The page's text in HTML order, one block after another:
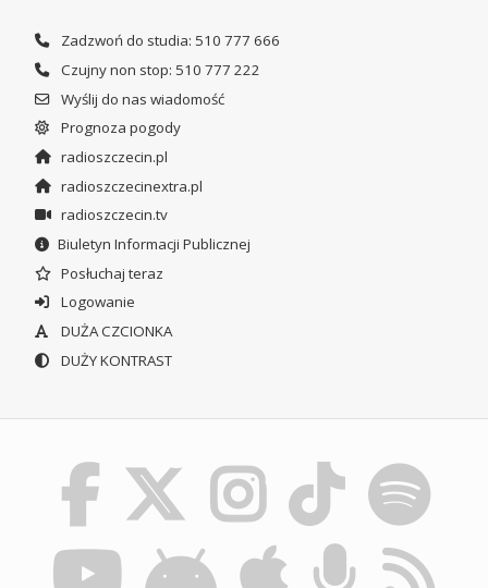
Zadzwoń do studia: 510 777 666
Czujny non stop: 510 777 222
Wyślij do nas wiadomość
Prognoza pogody
radioszczecin.pl
radioszczecinextra.pl
radioszczecin.tv
Biuletyn Informacji Publicznej
Posłuchaj teraz
Logowanie
DUŻA CZCIONKA
DUŻY KONTRAST